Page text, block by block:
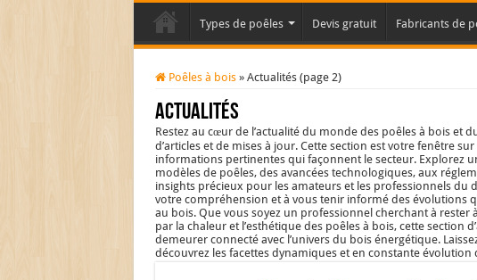
Types de poêles Devis gratuit Fabricants de
Poêles à bois » Actualités (page 2)
Actualités
Restez au cœur de l’actualité du monde des poêles à bois et
d’articles et de mises à jour. Cette section est votre fenêtre
informations pertinentes qui façonnent le secteur. Explorez
modèles de poêles, des avancées technologiques, aux
insights précieux pour les amateurs et les professionnels du
votre compréhension et à vous tenir informé des évolutions
au bois. Que vous soyez un professionnel cherchant à
par la chaleur et l’esthétique des poêles à bois, cette section
demeurer connecté avec l’univers du bois énergétique.
découvrez les facettes dynamiques et en constante